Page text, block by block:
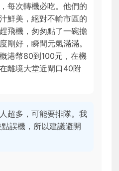
每次轉機必吃。他們的
鮮美，絕對不輸市區的
飛機，匆匆點了一碗擔
剛好，瞬間元氣滿滿。
港幣80到100元，在機
離境大堂近閘口40附
超多，可能要排隊。我
誤機，所以建議避開